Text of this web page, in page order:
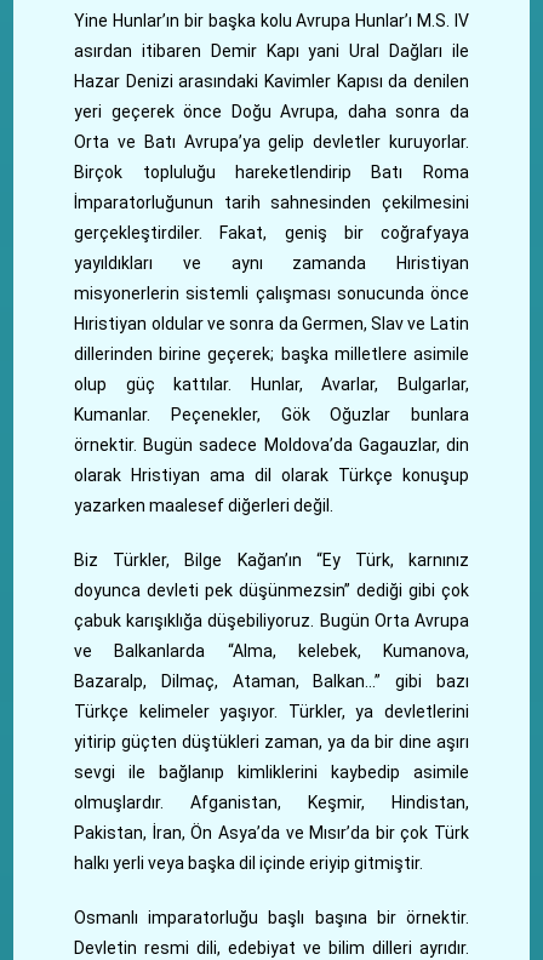
Yine Hunlar’ın bir başka kolu Avrupa Hunlar’ı M.S. IV
asırdan itibaren Demir Kapı yani Ural Dağları ile
Hazar Denizi arasındaki Kavimler Kapısı da denilen
yeri geçerek önce Doğu Avrupa, daha sonra da
Orta ve Batı Avrupa’ya gelip devletler kuruyorlar.
Birçok topluluğu hareketlendirip Batı Roma
İmparatorluğunun tarih sahnesinden çekilmesini
gerçekleştirdiler. Fakat, geniş bir coğrafyaya
yayıldıkları ve aynı zamanda Hıristiyan
misyonerlerin sistemli çalışması sonucunda önce
Hıristiyan oldular ve sonra da Germen, Slav ve Latin
dillerinden birine geçerek; başka milletlere asimile
olup güç kattılar. Hunlar, Avarlar, Bulgarlar,
Kumanlar. Peçenekler, Gök Oğuzlar bunlara
örnektir. Bugün sadece Moldova’da Gagauzlar, din
olarak Hristiyan ama dil olarak Türkçe konuşup
yazarken maalesef diğerleri değil.
Biz Türkler, Bilge Kağan’ın “Ey Türk, karnınız
doyunca devleti pek düşünmezsin” dediği gibi çok
çabuk karışıklığa düşebiliyoruz. Bugün Orta Avrupa
ve Balkanlarda “Alma, kelebek, Kumanova,
Bazaralp, Dilmaç, Ataman, Balkan…” gibi bazı
Türkçe kelimeler yaşıyor. Türkler, ya devletlerini
yitirip güçten düştükleri zaman, ya da bir dine aşırı
sevgi ile bağlanıp kimliklerini kaybedip asimile
olmuşlardır. Afganistan, Keşmir, Hindistan,
Pakistan, İran, Ön Asya’da ve Mısır’da bir çok Türk
halkı yerli veya başka dil içinde eriyip gitmiştir.
Osmanlı imparatorluğu başlı başına bir örnektir.
Devletin resmi dili, edebiyat ve bilim dilleri ayrıdır.